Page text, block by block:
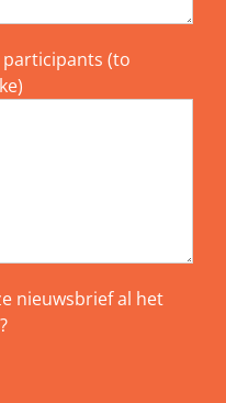
(to
nieuwsbrief al het